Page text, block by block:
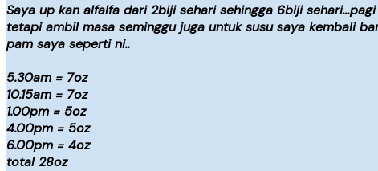
Saya up kan alfalfa dari 2biji sehari sehingga 6biji
tetapi ambil masa seminggu juga untuk susu saya kembali
pam saya seperti ni..
5.30am = 7oz
10.15am = 7oz
1.00pm = 5oz
4.00pm = 5oz
6.00pm = 4oz
total 28oz